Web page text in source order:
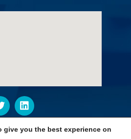
give you the best experience on